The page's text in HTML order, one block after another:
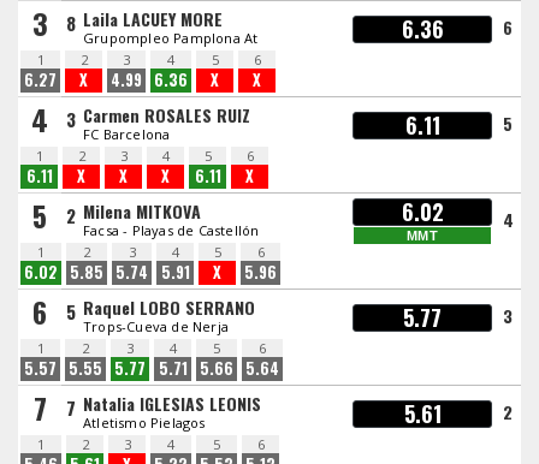
3 8 Laila LACUEY MORE
Grupompleo Pamplona At 6.36 6
1
6.27
2
X
3
4.99
4
6.36
5
X
6
X
4 3 Carmen ROSALES RUIZ
FC Barcelona 6.11 5
1
6.11
2
X
3
X
4
X
5
6.11
6
X
5 2 Milena MITKOVA
Facsa - Playas de Castellón
6.02
MMT
4
1
6.02
2
5.85
3
5.74
4
5.91
5
X
6
5.96
6 5 Raquel LOBO SERRANO
Trops-Cueva de Nerja 5.77 3
1
5.57
2
5.55
3
5.77
4
5.71
5
5.66
6
5.64
7 7 Natalia IGLESIAS LEONIS
Atletismo Pielagos 5.61 2
1 2 3 4 5 6